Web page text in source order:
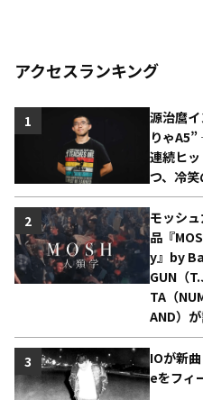
アクセスランキング
源治麿
りゃ
連続ヒ
つ、冷
1
モッシ
品『
y』by
GUN（
TA（
AND）
2
IOが新
eをフィ
3